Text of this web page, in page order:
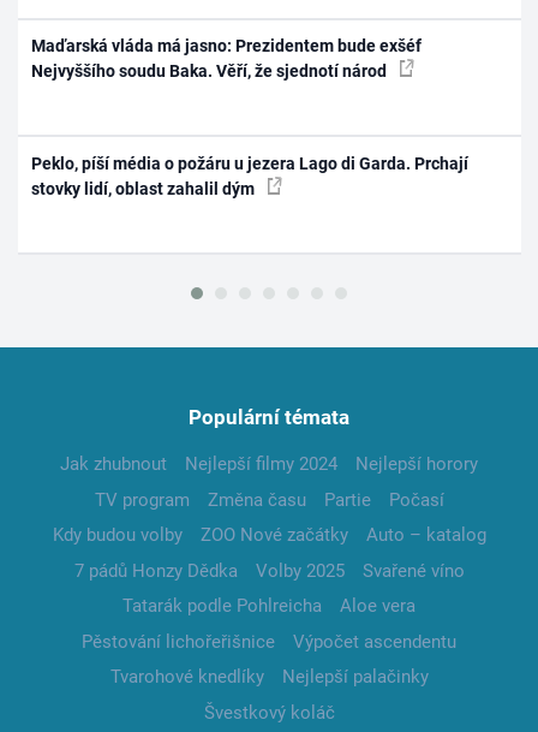
Maďarská vláda má jasno: Prezidentem bude exšéf
Nejvyššího soudu Baka. Věří, že sjednotí národ
Peklo, píší média o požáru u jezera Lago di Garda. Prchají
stovky lidí, oblast zahalil dým
Populární témata
Jak zhubnout Nejlepší filmy 2024
Nejlepší horory
TV program
Změna času Partie
Počasí
Kdy budou volby
ZOO Nové začátky
Auto – katalog
7 pádů Honzy Dědka
Volby 2025
Svařené víno
Tatarák podle Pohlreicha
Aloe vera
Pěstování lichořeřišnice
Výpočet ascendentu
Tvarohové knedlíky
Nejlepší palačinky
Švestkový koláč